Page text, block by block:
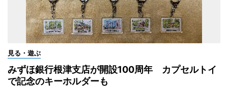
見る・遊ぶ
みずほ銀行根津支店が開設100周年 カプセルトイ
で記念のキーホルダーも